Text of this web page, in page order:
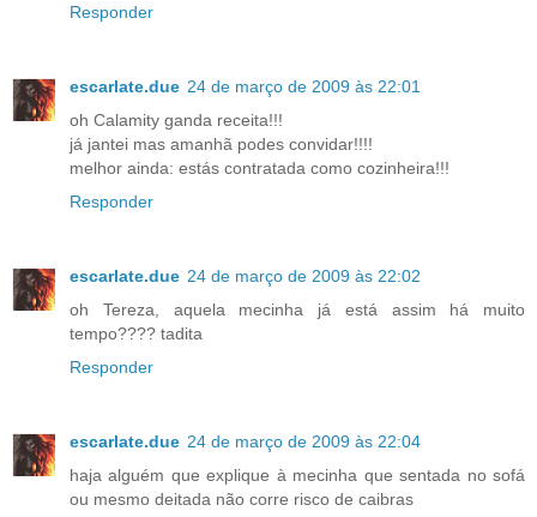
Responder
escarlate.due 24 de março de 2009 às 22:01
oh Calamity ganda receita!!!
já jantei mas amanhã podes convidar!!!!
melhor ainda: estás contratada como cozinheira!!!
Responder
escarlate.due 24 de março de 2009 às 22:02
oh Tereza, aquela mecinha já está assim há muito
tempo???? tadita
Responder
escarlate.due 24 de março de 2009 às 22:04
haja alguém que explique à mecinha que sentada no sofá
ou mesmo deitada não corre risco de caibras